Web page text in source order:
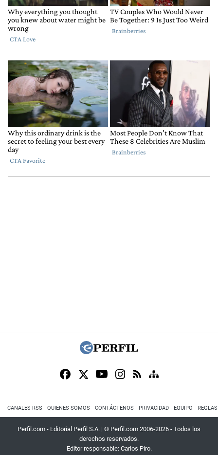
CANALES RSS QUIENES SOMOS CONTÁCTENOS PRIVACIDAD EQUIPO
Perfil.com - Editorial Perfil S.A. | © Perfil.com 2006-2026 - Todos los
derechos reservados.
Editor responsable: Carlos Piro.